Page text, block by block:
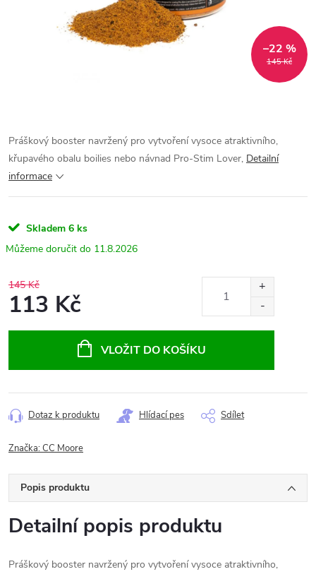
145 Kč
–22 %
Práškový booster navržený pro vytvoření vysoce atraktivního,
křupavého obalu boilies nebo návnad Pro-Stim Lover, Detailní
informace
Skladem 6 ks
11.8.2026
145 Kč
113 Kč
VLOŽIT DO KOŠÍKU
Dotaz k produktu Hlídací pes Sdílet
Značka:CC Moore
Popis produktu
Detailní popis produktu
Práškový booster navržený pro vytvoření vysoce atraktivního,